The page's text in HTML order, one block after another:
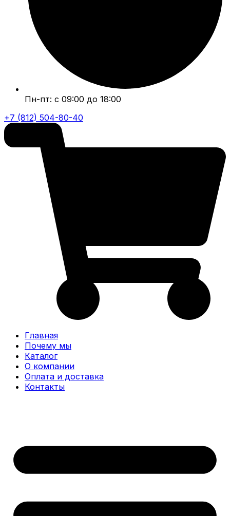
Пн-пт: с 09:00 до 18:00
+7 (812) 504-80-40
Главная
Почему мы
Каталог
О компании
Оплата и доставка
Контакты